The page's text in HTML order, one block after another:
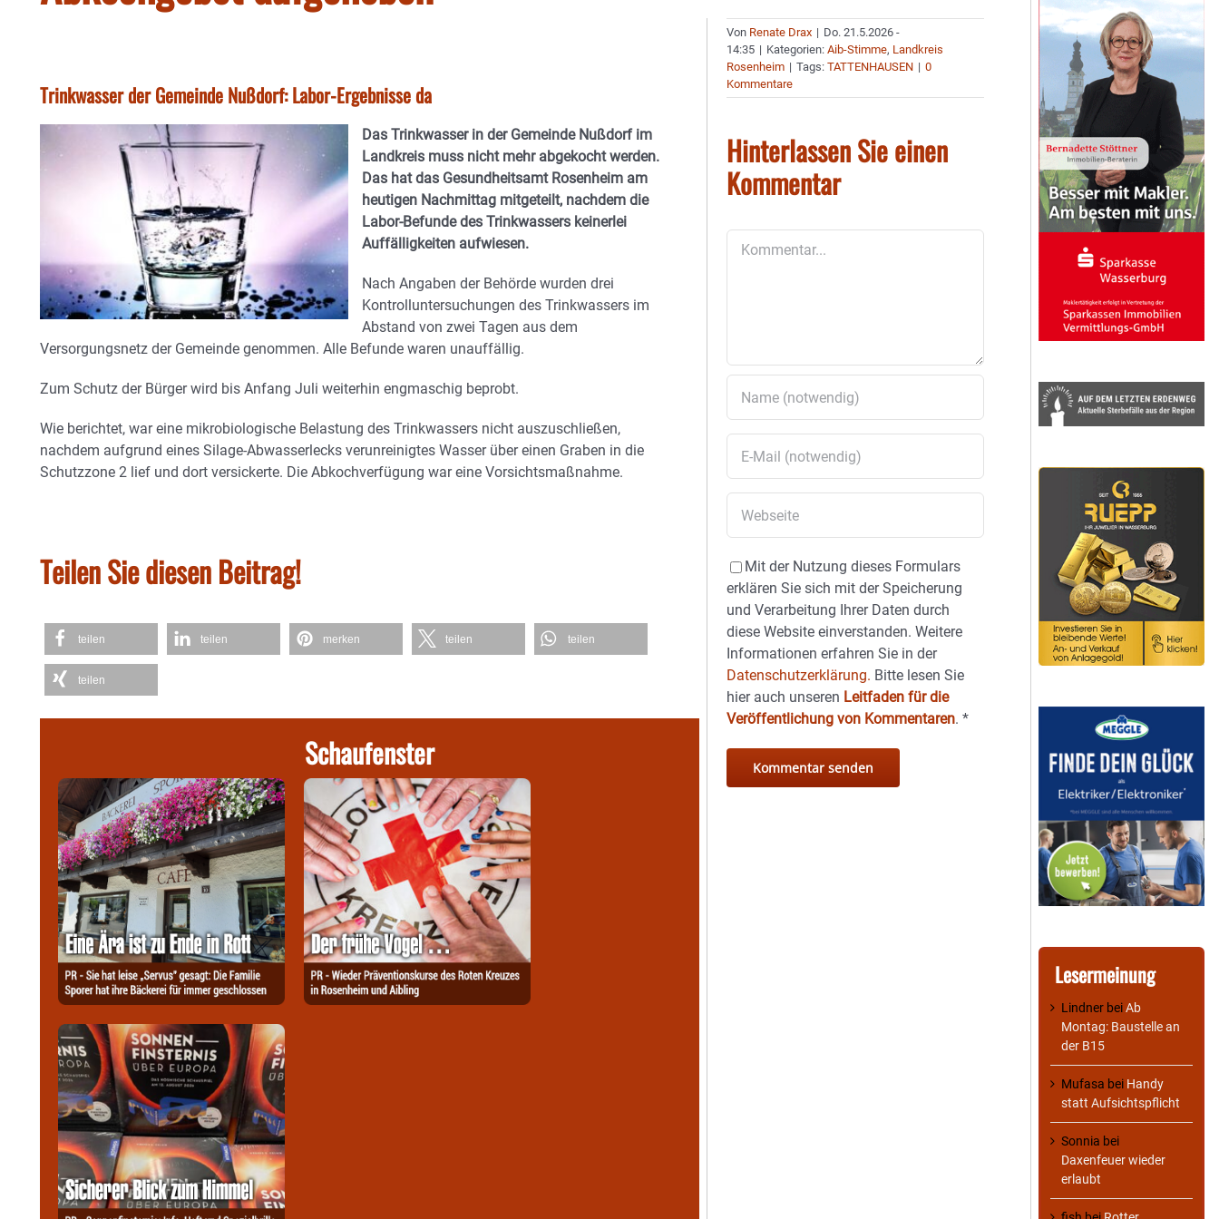
Trinkwasser der Gemeinde Nußdorf: Labor-Ergebnisse da
Das Trinkwasser in der Gemeinde Nußdorf im
Landkreis muss nicht mehr abgekocht werden.
Das hat das Gesundheitsamt Rosenheim am
heutigen Nachmittag mitgeteilt, nachdem die
Labor-Befunde des Trinkwassers keinerlei
Auffälligkeiten aufwiesen.
Nach Angaben der Behörde wurden drei
Kontrolluntersuchungen des Trinkwassers im
Abstand von zwei Tagen aus dem
Versorgungsnetz der Gemeinde genommen. Alle Befunde waren unauffällig.
Zum Schutz der Bürger wird bis Anfang Juli weiterhin engmaschig beprobt.
Wie berichtet, war eine mikrobiologische Belastung des Trinkwassers nicht auszuschließen,
nachdem aufgrund eines Silage-Abwasserlecks verunreinigtes Wasser über einen Graben in die
Schutzzone 2 lief und dort versickerte. Die Abkochverfügung war eine Vorsichtsmaßnahme.
Teilen Sie diesen Beitrag!
teilen teilen merken teilen teilen
teilen
Schaufenster
Von Renate Drax | Do. 21.5.2026 -
14:35 | Kategorien:Aib-Stimme, Landkreis
Rosenheim | Tags:TATTENHAUSEN | 0
Kommentare
Hinterlassen Sie einen
Kommentar
Mit der Nutzung dieses Formulars
erklären Sie sich mit der Speicherung
und Verarbeitung Ihrer Daten durch
diese Website einverstanden. Weitere
Informationen erfahren Sie in der
Datenschutzerklärung. Bitte lesen Sie
hier auch unseren Leitfaden für die
Veröffentlichung von Kommentaren.*
Lesermeinung
Lindner beiAb
Montag: Baustelle an
der B15
Mufasa bei Handy
statt Aufsichtspflicht
Sonnia bei
Daxenfeuer wieder
erlaubt